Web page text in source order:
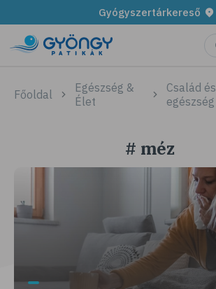
Gyógyszertárkereső
Főoldal
Egészség &
Élet
Család és
egészség
# méz